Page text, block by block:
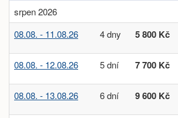
srpen 2026
08.08. - 11.08.26
4 dny 5 800 Kč
08.08. - 12.08.26 5 dní 7 700 Kč
08.08. - 13.08.26 6 dní 9 600 Kč